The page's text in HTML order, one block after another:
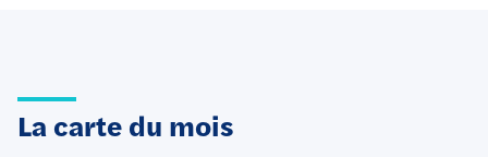
La carte du mois